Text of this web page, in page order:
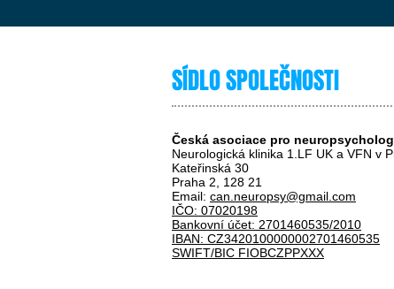
SÍDLO SPOLEČNOSTI
Česká asociace pro
Neurologická klinika 1.LF UK a VFN v
Kateřinská 30
Praha 2, 128 21
Email: can.neuropsy@gmail.com
IČO: 07020198
Bankovní účet: 2701460535/2010
IBAN: CZ3420100000002701460535
SWIFT/BIC FIOBCZPPXXX